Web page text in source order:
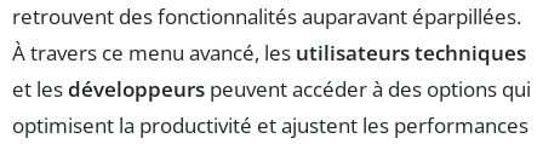
retrouvent des fonctionnalités auparavant éparpillées.
À travers ce menu avancé, les utilisateurs techniques
et lesdéveloppeurs peuvent accéder à des options qui
optimisent la productivité et ajustent les performances